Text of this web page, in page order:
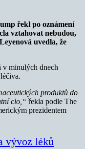
řekl po oznámení
vztahovat nebudou,
uvedla, že
v minulých dnech
produktů do
clo,“ řekla podle The
prezidentem
vývoz léků